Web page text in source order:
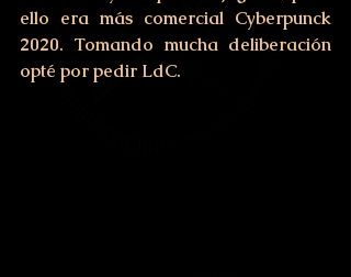
ello era más comercial Cyberpunck
2020. Tomando mucha deliberación
opté por pedir LdC.